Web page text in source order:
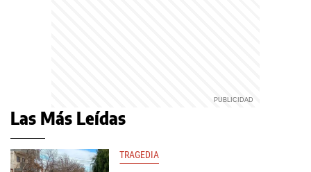
Las Más Leídas
TRAGEDIA